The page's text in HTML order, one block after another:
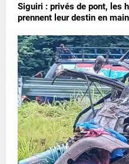
Siguiri : privés de pont, les
prennent leur destin en main